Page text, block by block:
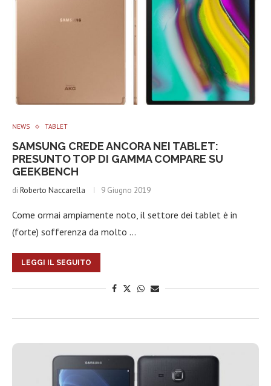
NEWS TABLET
SAMSUNG CREDE ANCORA NEI TABLET:
PRESUNTO TOP DI GAMMA COMPARE SU
GEEKBENCH
di Roberto Naccarella 9 Giugno 2019
Come ormai ampiamente noto, il settore dei tablet è in
(forte) sofferenza da molto …
LEGGI IL SEGUITO